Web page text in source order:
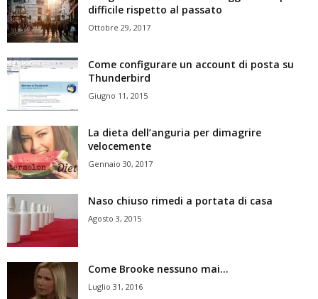
difficile rispetto al passato
Ottobre 29, 2017
Come configurare un account di posta su
Thunderbird
Giugno 11, 2015
La dieta dell’anguria per dimagrire
velocemente
Gennaio 30, 2017
Naso chiuso rimedi a portata di casa
Agosto 3, 2015
Come Brooke nessuno mai…
Luglio 31, 2016